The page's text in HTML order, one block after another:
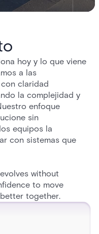
hoy y lo que viene
a las
claridad
la complejidad y
enfoque
sin
equipos la
con sistemas que
without
to move
together.